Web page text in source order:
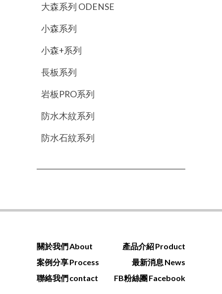
大森系列 ODENSE
小森系列
小森+系列
長板系列
岩板PRO系列
防水木紋系列
防水石紋系列
關於我們About 產品介紹Product
案例分享Process 最新消息 News
聯絡我們contact FB粉絲團Facebook